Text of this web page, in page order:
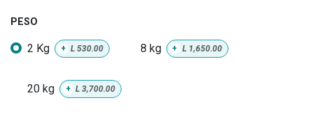
PESO
2 Kg + L 530.00 8 kg + L 1,650.00
20 kg + L 3,700.00